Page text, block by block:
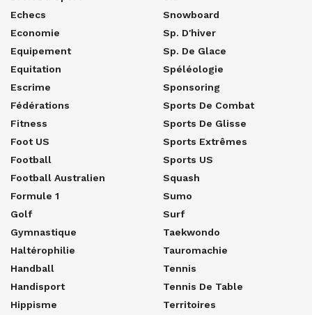
Echecs
Economie
Equipement
Equitation
Escrime
Fédérations
Fitness
Foot US
Football
Football Australien
Formule 1
Golf
Gymnastique
Haltérophilie
Handball
Handisport
Hippisme
Snowboard
Sp. D'hiver
Sp. De Glace
Spéléologie
Sponsoring
Sports De Combat
Sports De Glisse
Sports Extrêmes
Sports US
Squash
Sumo
Surf
Taekwondo
Tauromachie
Tennis
Tennis De Table
Territoires